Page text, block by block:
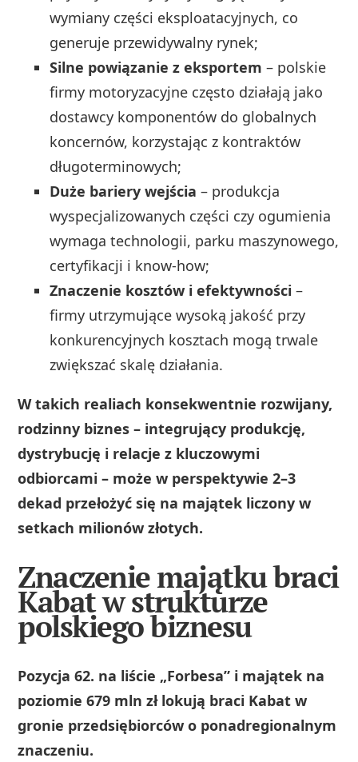
wymiany części eksploatacyjnych, co
generuje przewidywalny rynek;
Silne powiązanie z eksportem – polskie
firmy motoryzacyjne często działają jako
dostawcy komponentów do globalnych
koncernów, korzystając z kontraktów
długoterminowych;
Duże bariery wejścia – produkcja
wyspecjalizowanych części czy ogumienia
wymaga technologii, parku maszynowego,
certyfikacji i know-how;
Znaczenie kosztów i efektywności –
firmy utrzymujące wysoką jakość przy
konkurencyjnych kosztach mogą trwale
zwiększać skalę działania.
W takich realiach konsekwentnie rozwijany,
rodzinny biznes – integrujący produkcję,
dystrybucję i relacje z kluczowymi
odbiorcami – może w perspektywie 2–3
dekad przełożyć się na majątek liczony w
setkach milionów złotych.
Znaczenie majątku braci
Kabat w strukturze
polskiego biznesu
Pozycja 62. na liście „Forbesa” i majątek na
poziomie 679 mln zł lokują braci Kabat w
gronie przedsiębiorców o ponadregionalnym
znaczeniu.